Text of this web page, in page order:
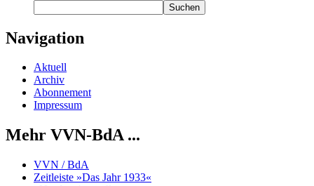
Suchen
Navigation
Aktuell
Archiv
Abonnement
Impressum
Mehr VVN-BdA ...
VVN / BdA
Zeitleiste »Das Jahr 1933«